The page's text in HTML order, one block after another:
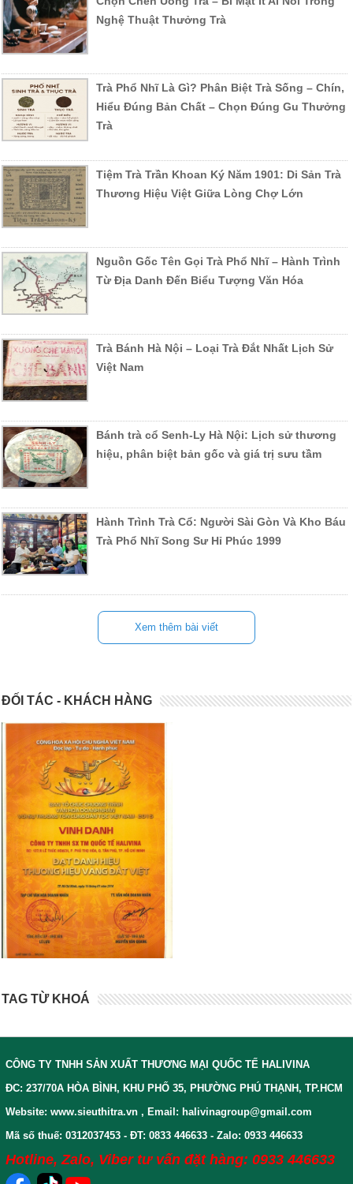
Nghệ Thuật Thưởng Trà
Trà Phổ Nhĩ Là Gì? Phân Biệt Trà Sống – Chín,
Hiểu Đúng Bản Chất – Chọn Đúng Gu Thưởng
Trà
Tiệm Trà Trần Khoan Ký Năm 1901: Di Sản Trà
Thương Hiệu Việt Giữa Lòng Chợ Lớn
Nguồn Gốc Tên Gọi Trà Phổ Nhĩ – Hành Trình
Từ Địa Danh Đến Biểu Tượng Văn Hóa
Trà Bánh Hà Nội – Loại Trà Đắt Nhất Lịch Sử
Việt Nam
Bánh trà cổ Senh-Ly Hà Nội: Lịch sử thương
hiệu, phân biệt bản gốc và giá trị sưu tầm
Hành Trình Trà Cổ: Người Sài Gòn Và Kho Báu
Trà Phổ Nhĩ Song Sư Hỉ Phúc 1999
Xem thêm bài viết
ĐỐI TÁC - KHÁCH HÀNG
TAG TỪ KHOÁ
CÔNG TY TNHH SẢN XUẤT THƯƠNG MẠI QUỐC TẾ HALIVINA
ĐC: 237/70A HÒA BÌNH, KHU PHỐ 35, PHƯỜNG PHÚ THẠNH, TP.HCM
Website: www.sieuthitra.vn , Email: halivinagroup@gmail.com
Mã số thuế: 0312037453 - ĐT: 0833 446633 - Zalo: 0933 446633
Hotline, Zalo, Viber tư vấn đặt hàng: 0933 446633